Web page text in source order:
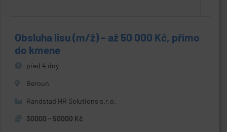
Obsluha lisu (m/ž) – až 50 000 Kč, přímo
do kmene
před 4 dny
Beroun
Randstad HR Solutions s.r.o.
30000 - 50000 Kč